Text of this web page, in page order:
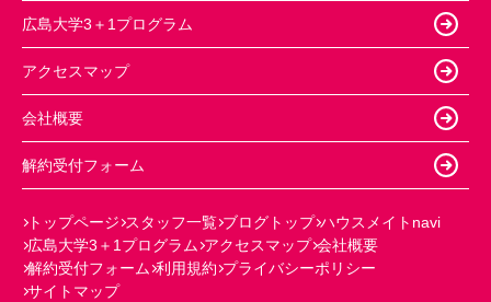
広島大学3＋1プログラム
アクセスマップ
会社概要
解約受付フォーム
トップページ スタッフ一覧 ブログトップ ハウスメイトnavi
広島大学3＋1プログラム アクセスマップ 会社概要
解約受付フォーム 利用規約 プライバシーポリシー
サイトマップ